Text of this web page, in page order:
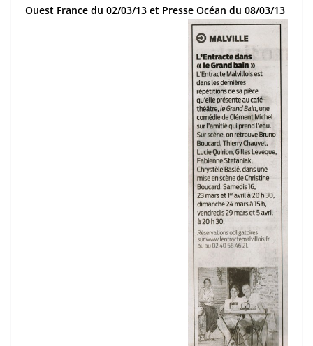
Ouest France du 02/03/13 et Presse Océan du 08/03/13